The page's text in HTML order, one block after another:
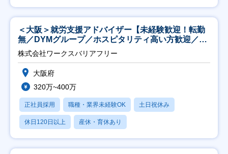
＜大阪＞就労支援アドバイザー【未経験歓迎！転勤
無／DYMグループ／ホスピタリティ高い方歓迎／土
日祝】
株式会社ワークスバリアフリー
大阪府
320万~400万
正社員採用 職種・業界未経験OK 土日祝休み
休日120日以上 産休・育休あり